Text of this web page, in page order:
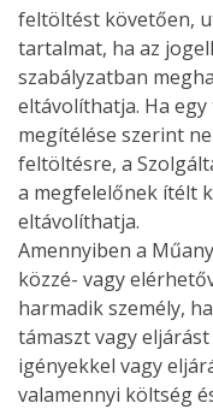
feltöltést követően,
tartalmat, ha az
szabályzatban
eltávolíthatja. Ha
megítélése szerint
feltöltésre, a
a megfelelőnek ítélt
eltávolíthatja.
Amennyiben a
közzé- vagy
harmadik személy,
támaszt vagy
igényekkel vagy
valamennyi költség